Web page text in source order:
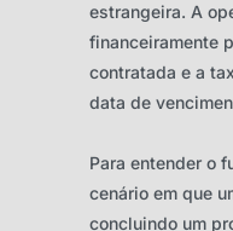
estrangeira. A
financeiramente
contratada e a
data de
Para entender o
cenário em que
concluindo um